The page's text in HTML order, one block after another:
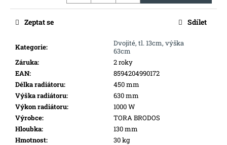
Kategorie:
Dvojité, tl. 13cm, výška
63cm
Záruka:
2 roky
EAN:
8594204990172
Délka radiátoru:
450 mm
Výška radiátoru:
630 mm
Výkon radiátoru:
1000 W
Výrobce:
TORA BRODOS
Hloubka:
130 mm
Hmotnost:
30 kg
Zeptat se Sdílet
u
m
e
TOPNÝ
PANEL
NÍZKÝ
TN40
400
W